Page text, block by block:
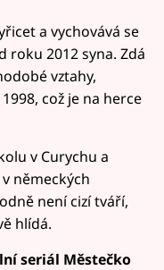
a vychovává se
roku 2012 syna. Zdá
vztahy,
což je na herce
v Curychu a
německých
není cizí tváří,
hlídá.
seriál Městečko